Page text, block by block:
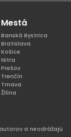
Mestá
Banská Bystrica
Bratislava
Košice
Nitra
Prešov
Trenčín
Trnava
Žilina
a neodrážajú